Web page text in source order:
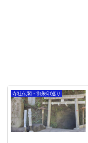
寺社仏閣・御朱印巡り